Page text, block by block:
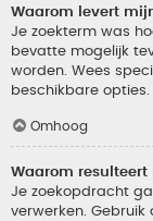
Waarom levert
Je zoekterm was
bevatte mogelijk
worden. Wees
beschikbare opties.
Omhoog
Waarom
Je zoekopdracht
verwerken.